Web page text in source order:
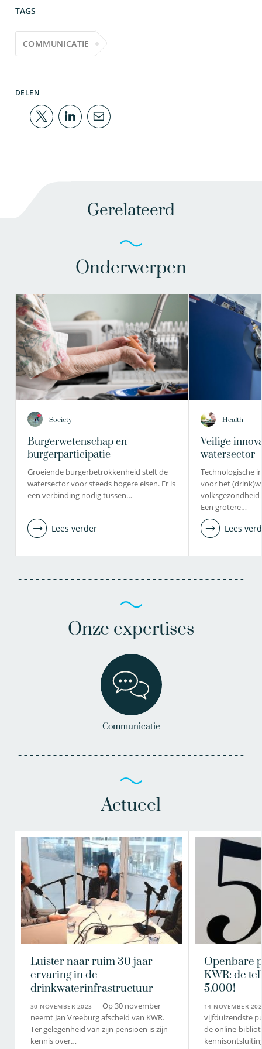
TAGS
COMMUNICATIE
DELEN
Gerelateerd
Onderwerpen
Society
Burgerwetenschap en
burgerparticipatie
Groeiende burgerbetrokkenheid stelt de
watersector voor steeds hogere eisen. Er is
een verbinding nodig tussen…
Lees verder
Health
Veilige
watersector
Technologische
voor het
volksgezondheid
Een grotere…
Lees
Onze expertises
Communicatie
Actueel
Luister naar ruim 30 jaar
ervaring in de
drinkwaterinfrastructuur
30 NOVEMBER 2023 —Op 30 november
neemt Jan Vreeburg afscheid van KWR.
Ter gelegenheid van zijn pensioen is zijn
kennis over…
Openbare
KWR: de
5.000!
14 NOVEMBER
vijfduizendste
de online-